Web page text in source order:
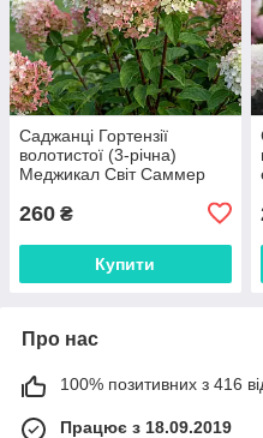
Саджанці Гортензії
волотистої (3-річна)
Меджикал Світ Саммер
Magical Sweet Summer)
260 ₴
Купити
Про нас
100% позитивних з 416
Працює з 18.09.2019